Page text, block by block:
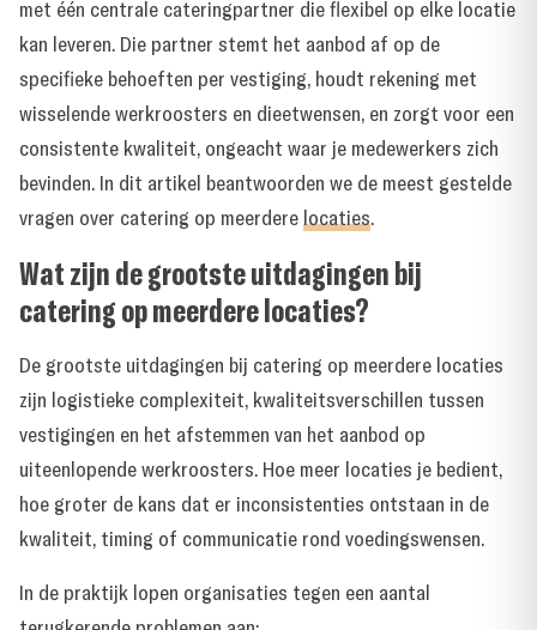
met één centrale cateringpartner die flexibel op elke locatie
kan leveren. Die partner stemt het aanbod af op de
specifieke behoeften per vestiging, houdt rekening met
wisselende werkroosters en dieetwensen, en zorgt voor een
consistente kwaliteit, ongeacht waar je medewerkers zich
bevinden. In dit artikel beantwoorden we de meest gestelde
vragen over catering op meerderelocaties.
Wat zijn de grootste uitdagingen bij
catering op meerdere locaties?
De grootste uitdagingen bij catering op meerdere locaties
zijn logistieke complexiteit, kwaliteitsverschillen tussen
vestigingen en het afstemmen van het aanbod op
uiteenlopende werkroosters. Hoe meer locaties je bedient,
hoe groter de kans dat er inconsistenties ontstaan in de
kwaliteit, timing of communicatie rond voedingswensen.
In de praktijk lopen organisaties tegen een aantal